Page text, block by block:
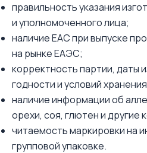
правильность указания
и уполномоченного лица;
наличие ЕАС при выпуске
на рынке ЕАЭС;
корректность партии, даты
годности и условий
наличие информации об
орехи, соя, глютен и другие
читаемость маркировки на
групповой упаковке.